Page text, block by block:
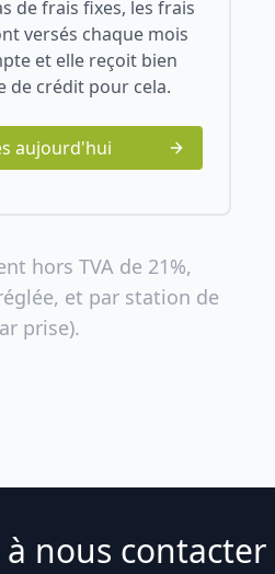
de frais fixes, les frais
versés chaque mois
et elle reçoit bien
de crédit pour cela.
aujourd'hui
hors TVA de 21%,
et par station de
prise).
nous contacter